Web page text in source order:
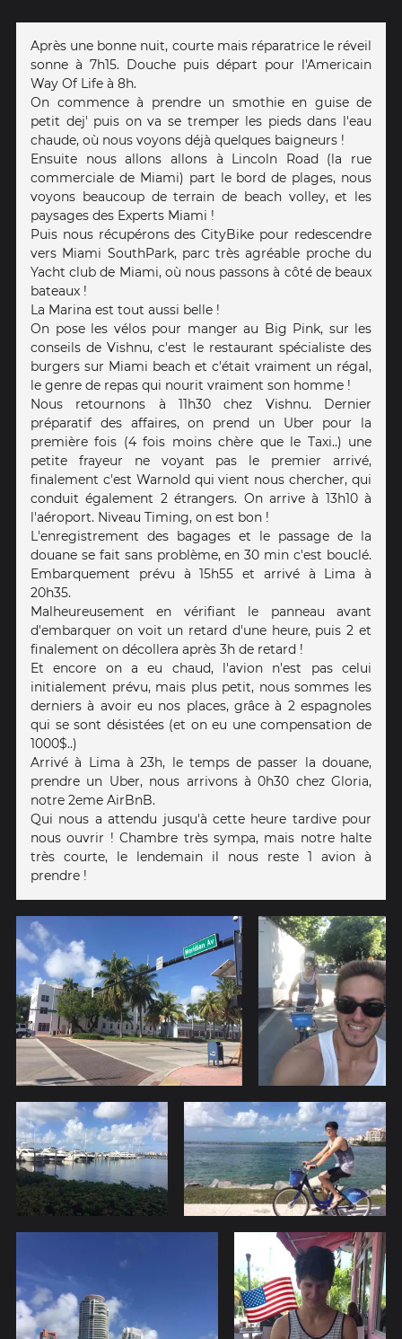
Après une bonne nuit, courte mais réparatrice le réveil
sonne à 7h15. Douche puis départ pour l'Americain
Way Of Life à 8h.
On commence à prendre un smothie en guise de
petit dej' puis on va se tremper les pieds dans l'eau
chaude, où nous voyons déjà quelques baigneurs !
Ensuite nous allons allons à Lincoln Road (la rue
commerciale de Miami) part le bord de plages, nous
voyons beaucoup de terrain de beach volley, et les
paysages des Experts Miami !
Puis nous récupérons des CityBike pour redescendre
vers Miami SouthPark, parc très agréable proche du
Yacht club de Miami, où nous passons à côté de beaux
bateaux !
La Marina est tout aussi belle !
On pose les vélos pour manger au Big Pink, sur les
conseils de Vishnu, c'est le restaurant spécialiste des
burgers sur Miami beach et c'était vraiment un régal,
le genre de repas qui nourit vraiment son homme !
Nous retournons à 11h30 chez Vishnu. Dernier
préparatif des affaires, on prend un Uber pour la
première fois (4 fois moins chère que le Taxi..) une
petite frayeur ne voyant pas le premier arrivé,
finalement c'est Warnold qui vient nous chercher, qui
conduit également 2 étrangers. On arrive à 13h10 à
l'aéroport. Niveau Timing, on est bon !
L'enregistrement des bagages et le passage de la
douane se fait sans problème, en 30 min c'est bouclé.
Embarquement prévu à 15h55 et arrivé à Lima à
20h35.
Malheureusement en vérifiant le panneau avant
d'embarquer on voit un retard d'une heure, puis 2 et
finalement on décollera après 3h de retard !
Et encore on a eu chaud, l'avion n'est pas celui
initialement prévu, mais plus petit, nous sommes les
derniers à avoir eu nos places, grâce à 2 espagnoles
qui se sont désistées (et on eu une compensation de
1000$..)
Arrivé à Lima à 23h, le temps de passer la douane,
prendre un Uber, nous arrivons à 0h30 chez Gloria,
notre 2eme AirBnB.
Qui nous a attendu jusqu'à cette heure tardive pour
nous ouvrir ! Chambre très sympa, mais notre halte
très courte, le lendemain il nous reste 1 avion à
prendre !